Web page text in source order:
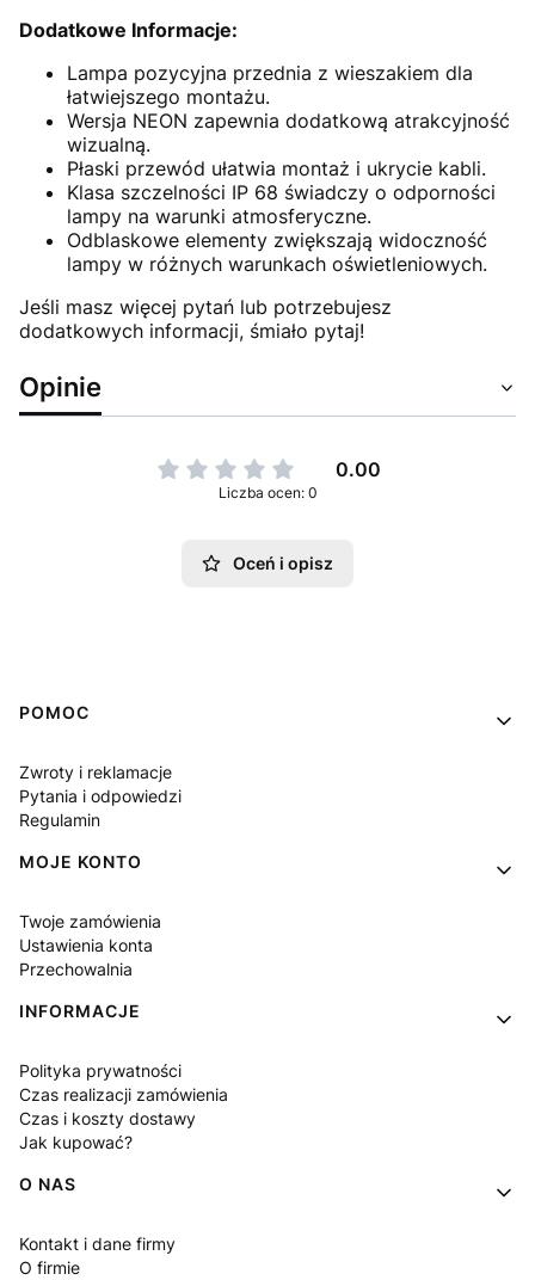
Dodatkowe Informacje:
Lampa pozycyjna przednia z wieszakiem dla
łatwiejszego montażu.
Wersja NEON zapewnia dodatkową atrakcyjność
wizualną.
Płaski przewód ułatwia montaż i ukrycie kabli.
Klasa szczelności IP 68 świadczy o odporności
lampy na warunki atmosferyczne.
Odblaskowe elementy zwiększają widoczność
lampy w różnych warunkach oświetleniowych.
Jeśli masz więcej pytań lub potrzebujesz
dodatkowych informacji, śmiało pytaj!
Opinie
0.00
Liczba ocen: 0
Oceń i opisz
Linki w stopce
POMOC
Zwroty i reklamacje
Pytania i odpowiedzi
Regulamin
MOJE KONTO
Twoje zamówienia
Ustawienia konta
Przechowalnia
INFORMACJE
Polityka prywatności
Czas realizacji zamówienia
Czas i koszty dostawy
Jak kupować?
O NAS
Kontakt i dane firmy
O firmie